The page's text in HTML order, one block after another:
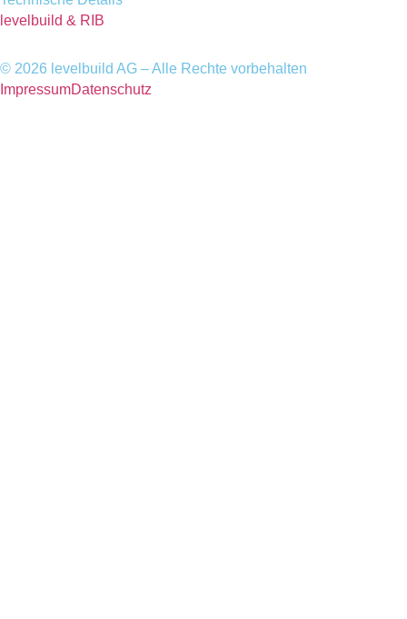
levelbuild & RIB
© 2026 levelbuild AG – Alle Rechte vorbehalten​
ImpressumDatenschutz